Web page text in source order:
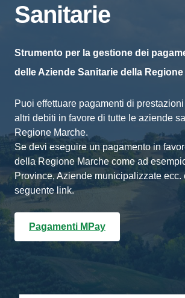
Sanitarie
Strumento per la gestione dei
delle Aziende Sanitarie della Regione
Puoi effettuare pagamenti di
altri debiti in favore di tutte le aziende
Regione Marche.
Se devi eseguire un pagamento in
della Regione Marche come ad
Province, Aziende municipalizzate ecc.
seguente link.
Pagamenti MPay